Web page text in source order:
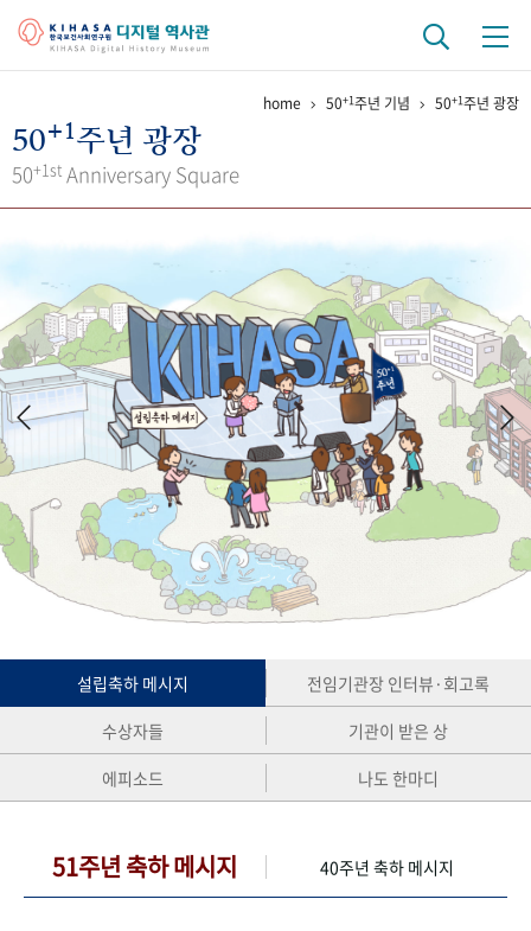
걸어온 길 기관 변천사
키워드로 보는 연구 역사
연구자들
간행물 변천사
기록물 아카이브
사진 아카이브 문서 기록물 행정박물 영상 기록물
50+1 주년 기념
성과 50선 숫자로 보는 50년 50
주년 광장
세계와 함께 한 KIHASA
VR 역사관
home 50+1주년 기념 50+1주년 광장
50+1주년 광장
50+1st Anniversary Square
설립축하 메시지
전임기관장 인터뷰·회고록
수상자들
기관이 받은 상
에피소드
나도 한마디
51주년 축하 메시지 40주년 축하 메시지